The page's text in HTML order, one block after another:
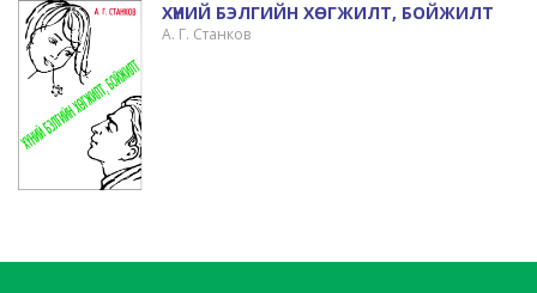
ХҮНИЙ БЭЛГИЙН ХӨГЖИЛТ, БОЙЖИЛТ
А. Г. Станков